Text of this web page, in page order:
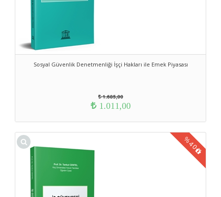
Sosyal Güvenlik Denetmenliği İşçi Hakları ile Emek Piyasası
1.685,00
1.011,00
%40